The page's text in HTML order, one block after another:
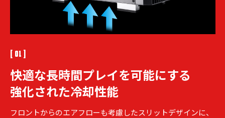
[ 01 ]
快適な長時間プレイを可能にする
強化された冷却性能
フロントからのエアフローも考慮したスリットデザインに、